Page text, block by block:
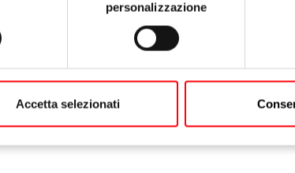
personalizzazione
Accetta selezionati